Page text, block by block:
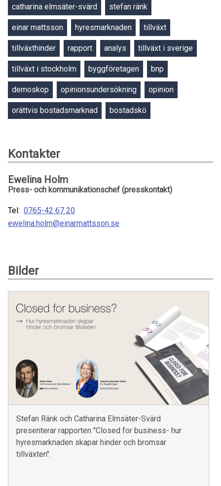
catharina elmsäter-svärd stefan ränk
einar mattsson hyresmarknaden tillväxt
tillväxthinder rapport analys tillväxt i sverige
tillväxt i stockholm byggföretagen bnp
demoskop opinionsundersökning opinion
orättvis bostadsmarknad bostadskö
Kontakter
Ewelina Holm
Press- och kommunikationschef (presskontakt)
Tel: 0765-42 67 20
ewelina.holm@einarmattsson.se
Bilder
Stefan Ränk och Catharina Elmsäter-Svärd
presenterar rapporten "Closed for business- hur
hyresmarknaden skapar hinder och bromsar
tillväxten".